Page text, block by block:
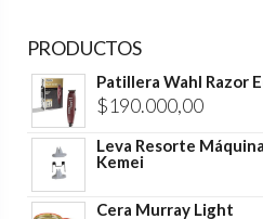
PRODUCTOS
Patillera Wahl Razor
$190.000,00
Leva Resorte Máquina
Kemei
Cera Murray Light